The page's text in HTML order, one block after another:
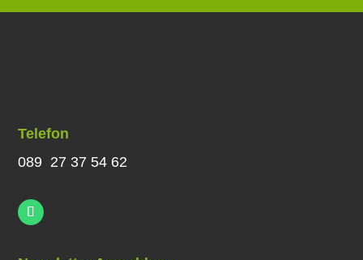
Telefon
089 27 37 54 62